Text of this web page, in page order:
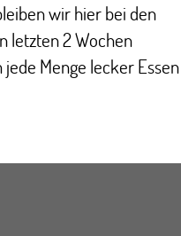
wir hier bei den
letzten 2 Wochen
Menge lecker Essen